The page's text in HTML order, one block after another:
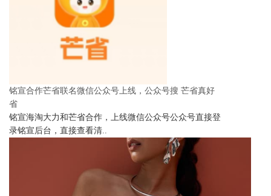
铭宣合作芒省联名微信公众号上线，公众号搜 芒省真好
省
铭宣海淘大力和芒省合作，上线微信公众号公众号直接登
录铭宣后台，直接查看清..